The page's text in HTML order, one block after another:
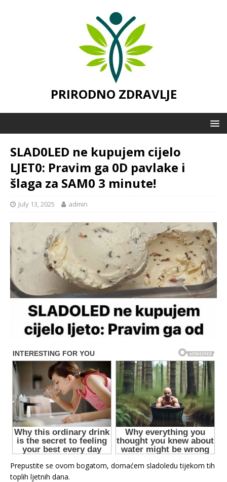
PRIRODNO ZDRAVLJE
SLAD0LED ne kupujem cijelo
LJET0: Pravim ga 0D pavlake i
šlaga za SAM0 3 minute!
July 13, 2025 admin
Prepustite se ovom bogatom, domaćem sladoledu tijekom tih
toplih ljetnih dana.